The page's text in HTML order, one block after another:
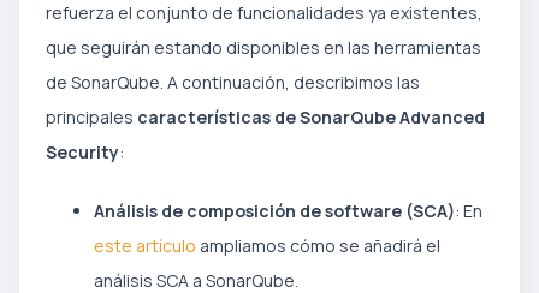
refuerza el conjunto de funcionalidades ya existentes,
que seguirán estando disponibles en las herramientas
de SonarQube. A continuación, describimos las
principales características de SonarQube Advanced
Security:
Análisis de composición de software (SCA): En
este artículo ampliamos cómo se añadirá el
análisis SCA a SonarQube.